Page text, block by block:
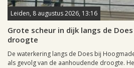
Leiden, 8 augustus 2026, 13:16
Grote scheur in dijk langs de
droogte
De waterkering langs de Does bij
als gevolg van de aanhoudende droogte.